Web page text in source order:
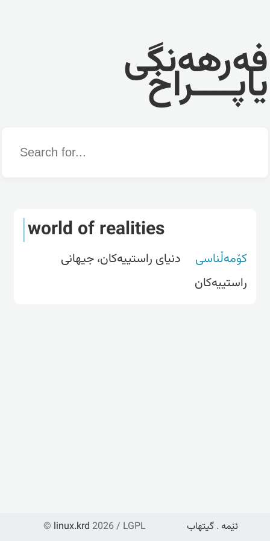
فەرهەنگی
یاپــــراخ
Word
world of realities
کۆمەڵناسی
دنیای راستییەکان، جیهانی
راستییەکان
© linux.krd 2026 / LGPL ئێمە . گیتهاب